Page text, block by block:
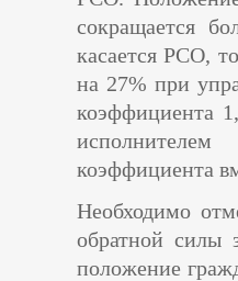
сокращается
касается РСО,
на 27% при
коэффициента
коэффициента
Необходимо
обратной силы
положение